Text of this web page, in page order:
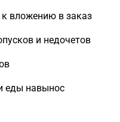
к вложению в заказ
и недочетов
еды навынос